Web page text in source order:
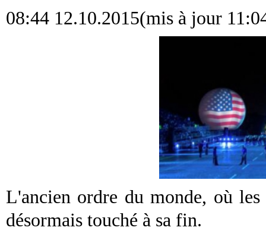
08:44 12.10.2015(mis à jour
L'ancien ordre du monde, où
désormais touché à sa fin.